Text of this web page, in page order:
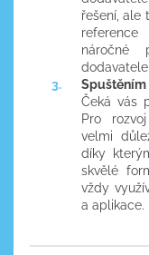
řešení, ale
náročné
Spuštěním
Čeká vás
Pro
velmi
díky
skvělé
vždy
a aplikace.